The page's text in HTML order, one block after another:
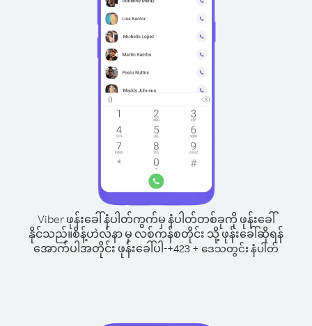
Viber ဖုန်းခေါ်နံပါတ်ကွက်မှ နံပါတ်တစ်ခုကို ဖုန်းခေါ်
နိုင်သည်။စိန့်ဟဲလ်နာ မှ လစ်ကန်စတိုင်း သို့ ဖုန်းခေါ်ဆိုရန်
အောက်ပါအတိုင်း ဖုန်းခေါ်ပါ-+423+ ဒေသတွင်း နံပါတ်